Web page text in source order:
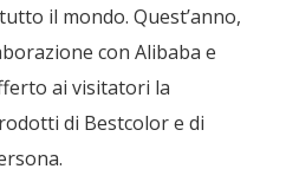
il mondo. Quest’anno,
con Alibaba e
ai visitatori la
di Bestcolor e di